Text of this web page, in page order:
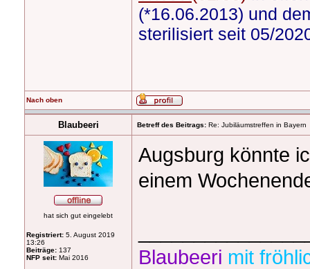
(*16.06.2013) und
sterilisiert seit 05/
Nach oben
Blaubeeri Betreff des Beitrags: Re: Jubiläumstreffen in Bayern
hat sich gut eingelebt
Registriert: 5. August 2019
13:26
Beiträge: 137
NFP seit: Mai 2016
Augsburg könnte
einem
Blaubeeri mit